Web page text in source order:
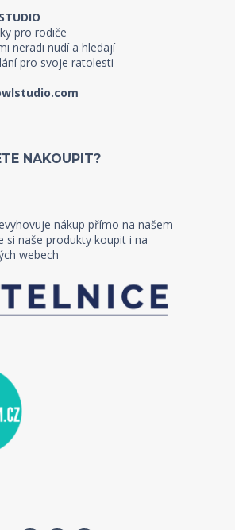
pro rodiče
neradi nudí a hledají
pro svoje ratolesti
NAKOUPIT?
nákup přímo na našem
si naše produkty koupit i na
webech